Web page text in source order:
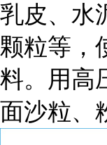
乳皮、水
颗粒等，
料。用高
面沙粒、